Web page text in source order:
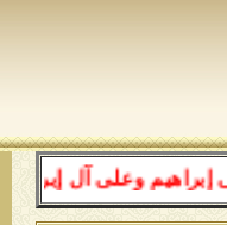
إبراهيم إنك حميد